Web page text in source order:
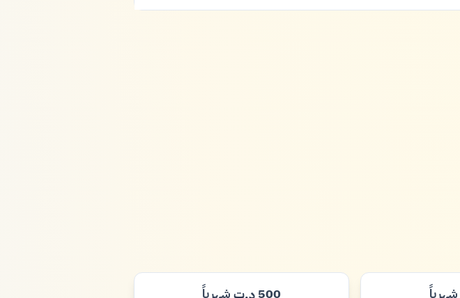
شهرياً 500 شهرياً